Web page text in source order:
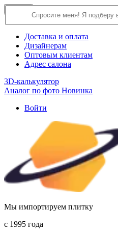
О компании
Доставка и оплата
Дизайнерам
Оптовым клиентам
Адрес салона
3D-калькулятор
Аналог по фото Новинка
Войти
Мы импортируем плитку
c 1995 года